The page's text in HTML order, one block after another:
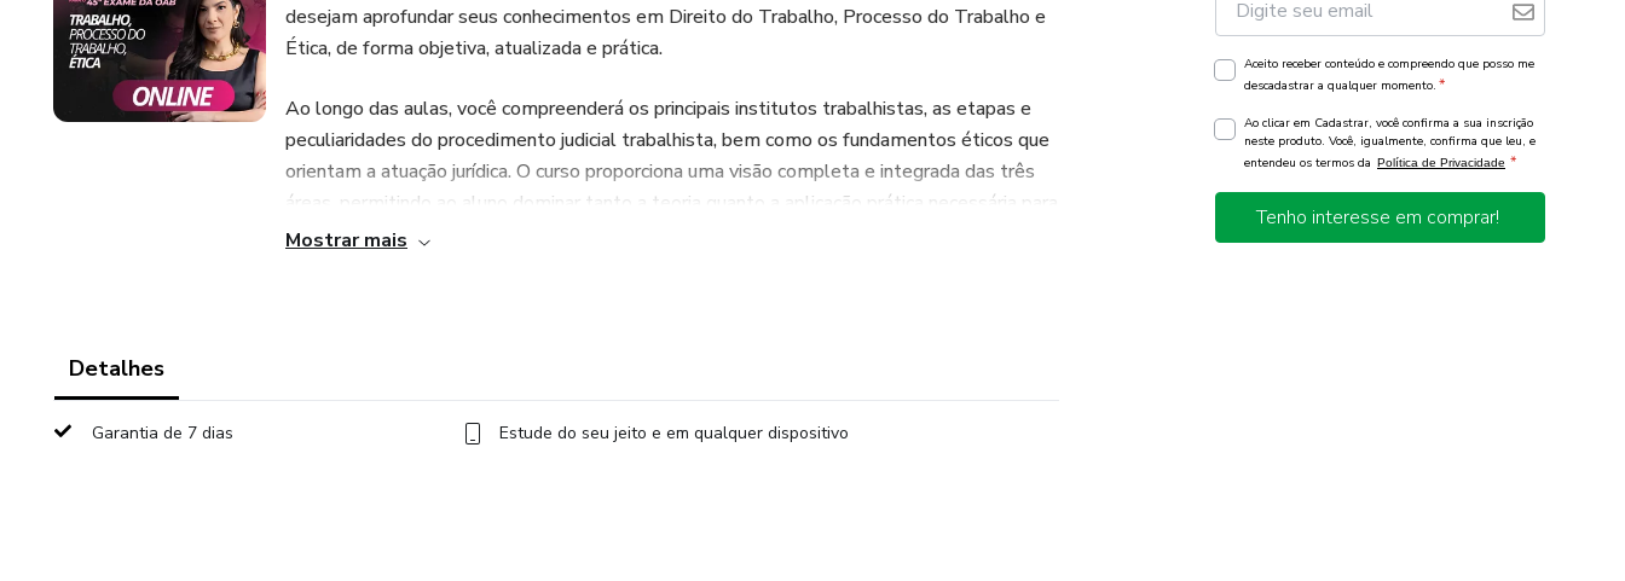
desejam aprofundar seus conhecimentos em Direito do Trabalho, Processo do Trabalho e
Ética, de forma objetiva, atualizada e prática.
Ao longo das aulas, você compreenderá os principais institutos trabalhistas, as etapas e
peculiaridades do procedimento judicial trabalhista, bem como os fundamentos éticos que
orientam a atuação jurídica. O curso proporciona uma visão completa e integrada das três
áreas, permitindo ao aluno dominar tanto a teoria quanto a aplicação prática necessária para
exames, concursos e atuação profissional.
Mostrar mais
Detalhes
Garantia de 7 dias Estude do seu jeito e em qualquer dispositivo
Aceito receber conteúdo e compreendo que posso me
descadastrar a qualquer momento. *
Ao clicar em Cadastrar, você confirma a sua inscrição
neste produto. Você, igualmente, confirma que leu, e
entendeu os termos da Política de Privacidade *
Tenho interesse em comprar!